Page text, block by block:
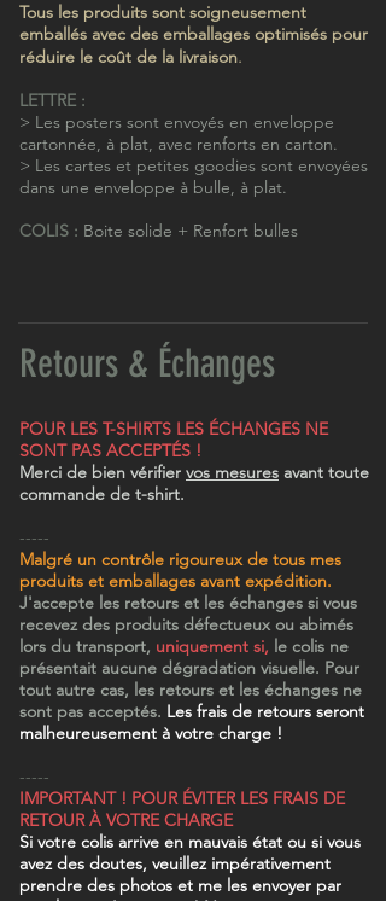
Tous les produits sont soigneusement
emballés avec des emballages optimisés pour
réduire le coût de la livraison.
LETTRE :
> Les posters sont envoyés en enveloppe
cartonnée, à plat, avec renforts en carton.
> Les cartes et petites goodies sont envoyées
dans une enveloppe à bulle, à plat.
COLIS : Boite solide + Renfort bulles
Retours & Échanges
POUR LES T-SHIRTS LES ÉCHANGES NE
SONT PAS ACCEPTÉS !
Merci de bien vérifier vos mesures avant toute
commande de t-shirt.
-----
Malgré un contrôle rigoureux de tous mes
produits et emballages avant expédition.
J'accepte les retours et les échanges si vous
recevez des produits défectueux ou abimés
lors du transport, uniquement si, le colis ne
présentait aucune dégradation visuelle. Pour
tout autre cas, les retours et les échanges ne
sont pas acceptés. Les frais de retours seront
malheureusement à votre charge !
-----
IMPORTANT ! POUR ÉVITER LES FRAIS DE
RETOUR À VOTRE CHARGE
Si votre colis arrive en mauvais état ou si vous
avez des doutes, veuillez impérativement
prendre des photos et me les envoyer par
email ou via Instagram ! Ne surtout pas